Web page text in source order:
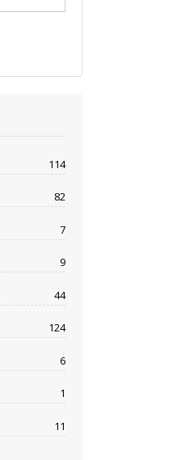
114
82
7
9
44
124
6
1
11